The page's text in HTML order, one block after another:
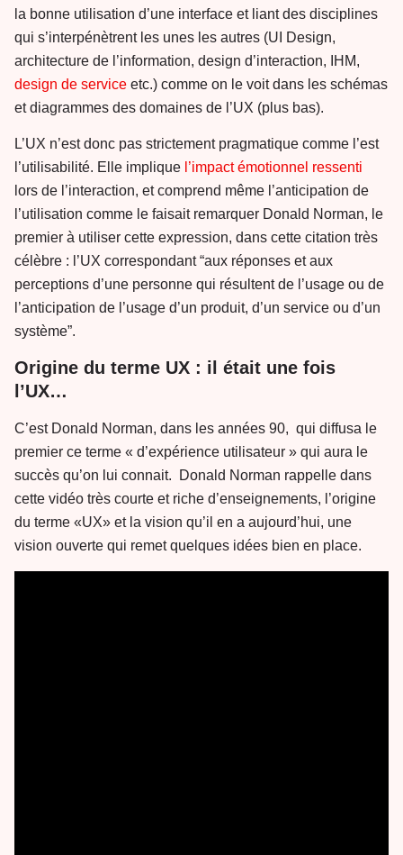
la bonne utilisation d’une interface et liant des disciplines
qui s’interpénètrent les unes les autres (UI Design,
architecture de l’information, design d’interaction, IHM,
design de service etc.) comme on le voit dans les schémas
et diagrammes des domaines de l’UX (plus bas).
L’UX n’est donc pas strictement pragmatique comme l’est
l’utilisabilité. Elle implique l’impact émotionnel ressenti
lors de l’interaction, et comprend même l’anticipation de
l’utilisation comme le faisait remarquer Donald Norman, le
premier à utiliser cette expression, dans cette citation très
célèbre : l’UX correspondant “aux réponses et aux
perceptions d’une personne qui résultent de l’usage ou de
l’anticipation de l’usage d’un produit, d’un service ou d’un
système”.
Origine du terme UX : il était une fois
l’UX…
C’est Donald Norman, dans les années 90, qui diffusa le
premier ce terme « d’expérience utilisateur » qui aura le
succès qu’on lui connait. Donald Norman rappelle dans
cette vidéo très courte et riche d’enseignements, l’origine
du terme «UX» et la vision qu’il en a aujourd’hui, une
vision ouverte qui remet quelques idées bien en place.